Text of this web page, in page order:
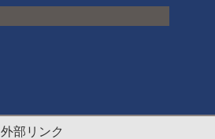
外部リンク